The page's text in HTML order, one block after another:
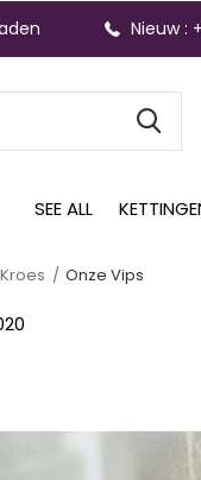
SEE ALL
Nieuw :
Onze Vips